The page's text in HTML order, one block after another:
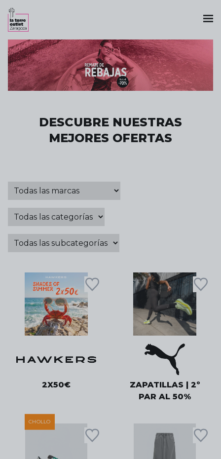
DESCUBRE NUESTRAS
MEJORES OFERTAS
2X50€
ZAPATILLAS | 2º
PAR AL 50%
CHOLLO